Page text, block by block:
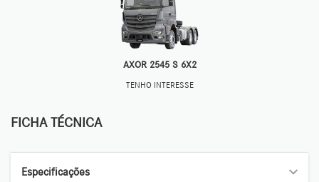
AXOR 2545 S 6X2
TENHO INTERESSE
FICHA TÉCNICA
Especificações